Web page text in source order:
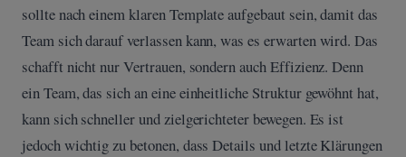
sollte nach einem klaren Template aufgebaut sein, damit das
Team sich darauf verlassen kann, was es erwarten wird. Das
schafft nicht nur Vertrauen, sondern auch Effizienz. Denn
ein Team, das sich an eine einheitliche Struktur gewöhnt hat,
kann sich schneller und zielgerichteter bewegen. Es ist
jedoch wichtig zu betonen, dass Details und letzte Klärungen